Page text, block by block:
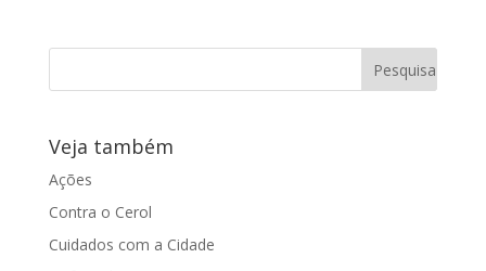
Veja também
Ações
Contra o Cerol
Cuidados com a Cidade